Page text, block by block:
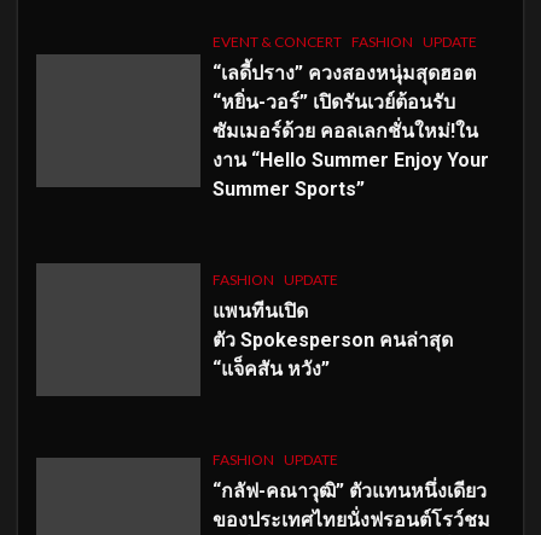
EVENT & CONCERT FASHION UPDATE
“เลดี้ปราง” ควงสองหนุ่มสุดฮอต
“หยิ่น-วอร์” เปิดรันเวย์ต้อนรับ
ซัมเมอร์ด้วย คอลเลกชั่นใหม่!ใน
งาน “Hello Summer Enjoy Your
Summer Sports”
FASHION UPDATE
แพนทีนเปิด
ตัว Spokesperson คนล่าสุด
“แจ็คสัน หวัง”
FASHION UPDATE
“กลัฟ-คณาวุฒิ” ตัวแทนหนึ่งเดียว
ของประเทศไทยนั่งฟรอนต์โรว์ชม